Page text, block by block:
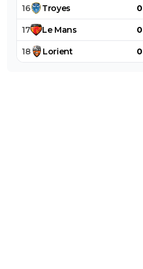
16 Troyes 0
17 Le Mans 0
18 Lorient 0